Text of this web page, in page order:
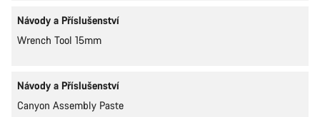
Návody a Příslušenství
Wrench Tool 15mm
Návody a Příslušenství
Canyon Assembly Paste